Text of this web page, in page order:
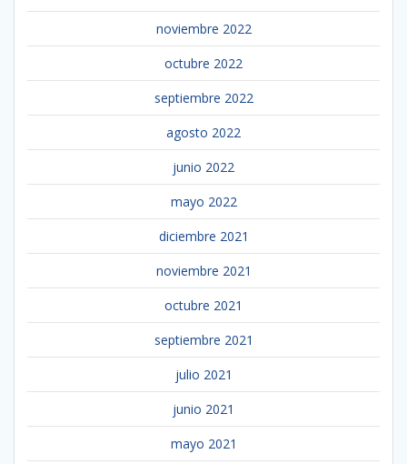
noviembre 2022
octubre 2022
septiembre 2022
agosto 2022
junio 2022
mayo 2022
diciembre 2021
noviembre 2021
octubre 2021
septiembre 2021
julio 2021
junio 2021
mayo 2021